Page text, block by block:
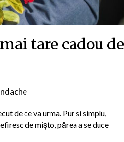
tare cadou de
de ce va urma. Pur si simplu,
de mișto, părea a se duce